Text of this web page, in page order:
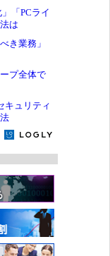
「PCライ
は
き業務」
プ全体で
キュリティ